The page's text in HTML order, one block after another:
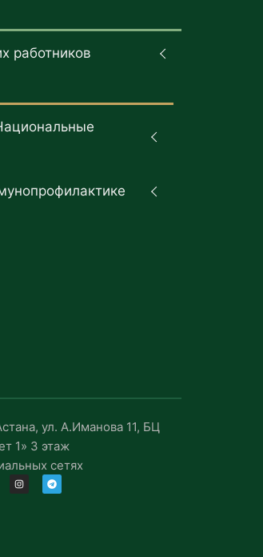
работников
ул. А.Иманова 11, БЦ
1» 3 этаж
сетях